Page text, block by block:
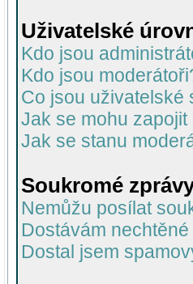
Uživatelské
Kdo jsou
Kdo jsou
Co jsou uživatelské
Jak se mohu
Jak se stanu
Soukromé
Nemůžu posílat
Dostávám
Dostal jsem